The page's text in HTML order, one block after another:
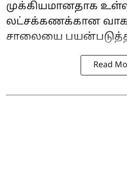
முக்கியமானதாக
லட்சக்கணக்கான
சாலையை
Read